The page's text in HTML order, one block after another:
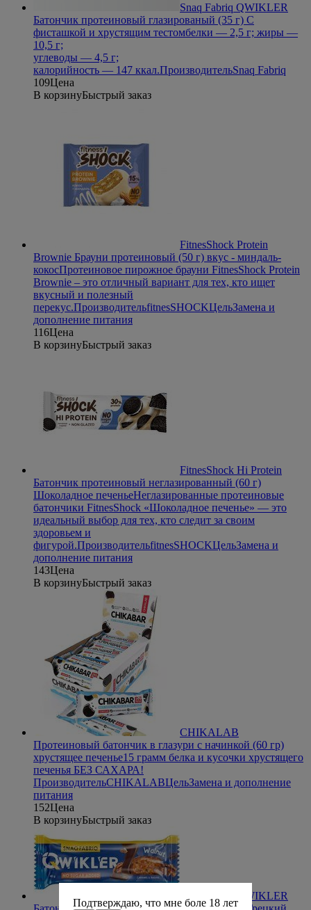
Snaq Fabriq QWIKLER
Батончик протеиновый глазированый (35 г) С
фисташкой и хрустящим тестомбелки — 2,5 г; жиры —
10,5 г;
углеводы — 4,5 г;
калорийность — 147 ккал.ПроизводительSnaq Fabriq
109Цена
В корзинуБыстрый заказ
FitnesShock Protein
Brownie Брауни протеиновый (50 г) вкус - миндаль-
кокосПротеиновое пирожное брауни FitnesShock Protein
Brownie – это отличный вариант для тех, кто ищет
вкусный и полезный
перекус.ПроизводительfitnesSHOCKЦельЗамена и
дополнение питания
116Цена
В корзинуБыстрый заказ
FitnesShock Hi Protein
Батончик протеиновый неглазированный (60 г)
Шоколадное печеньеНеглазированные протеиновые
батончики FitnesShock «Шоколадное печенье» — это
идеальный выбор для тех, кто следит за своим
здоровьем и
фигурой.ПроизводительfitnesSHOCKЦельЗамена и
дополнение питания
143Цена
В корзинуБыстрый заказ
CHIKALAB
Протеиновый батончик в глазури с начинкой (60 гр)
хрустящее печенье15 грамм белка и кусочки хрустящего
печенья БЕЗ САХАРА!
ПроизводительCHIKALABЦельЗамена и дополнение
питания
152Цена
В корзинуБыстрый заказ
Snaq Fabriq QWIKLER
Подтверждаю, что мне боле 18 лет